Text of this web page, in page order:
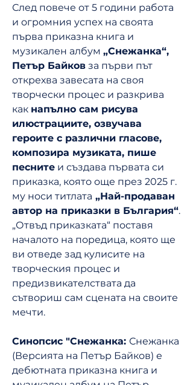
След повече от 5 години работа
и огромния успех на своята
първа приказна книга и
музикален албум „Снежанка“,
Петър Байков за първи път
открехва завесата на своя
творчески процес и разкрива
как напълно сам рисува
илюстрациите, озвучава
героите с различни гласове,
композира музиката, пише
песните и създава първата си
приказка, която още през 2025 г.
му носи титлата „Най-продаван
автор на приказки в България“.
„Отвъд приказката“ поставя
началото на поредица, която ще
ви отведе зад кулисите на
творческия процес и
предизвикателствата да
сътвориш сам сцената на своите
мечти.
Синопсис "Снежанка: Снежанка
(Версията на Петър Байков) е
дебютната приказна книга и